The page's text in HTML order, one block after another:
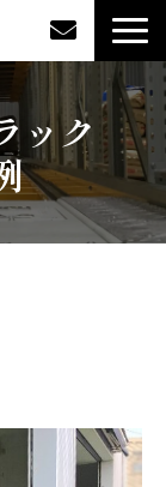
ック